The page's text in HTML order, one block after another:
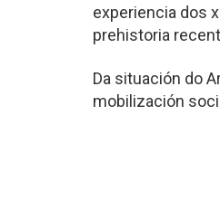
experiencia dos
prehistoria
Da situación do
mobilización